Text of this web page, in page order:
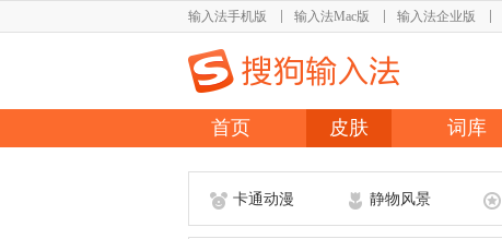
输入法手机版 输入法Mac版 输入法企业版
首页 皮肤 词库
卡通动漫 静物风景